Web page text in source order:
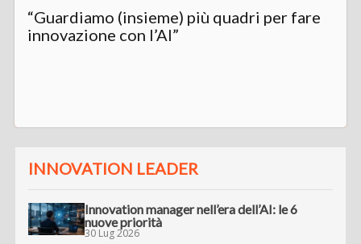
“Guardiamo (insieme) più quadri per fare
innovazione con l’AI”
INNOVATION LEADER
Innovation manager nell’era dell’AI: le 6
nuove priorità
30 Lug 2026